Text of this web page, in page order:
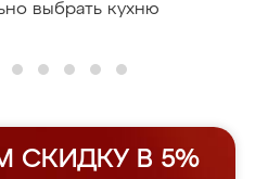
выбрать кухню
СКИДКУ В 5%